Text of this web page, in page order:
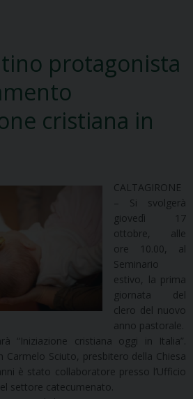
protagonista
cristiana in
CALTAGIRONE
– Si svolgerà
giovedì 17
ottobre, alle
ore 10.00, al
Seminario
estivo, la prima
giornata del
clero del nuovo
anno pastorale.
“Iniziazione cristiana oggi in Italia”.
Carmelo Sciuto, presbitero della Chiesa
è stato collaboratore presso l’Ufficio
settore catecumenato.